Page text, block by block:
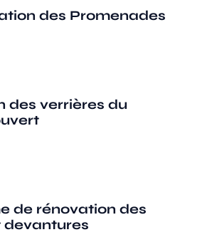
des Promenades
des verrières du
de rénovation des